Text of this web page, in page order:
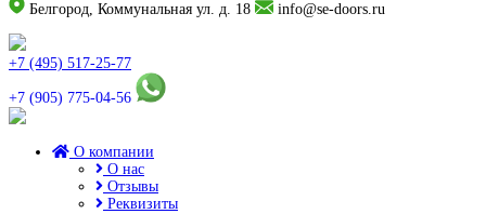
Белгород, Коммунальная ул. д. 18 info@se-doors.ru
+7 (495) 517-25-77
+7 (905) 775-04-56
О компании
О нас
Отзывы
Реквизиты